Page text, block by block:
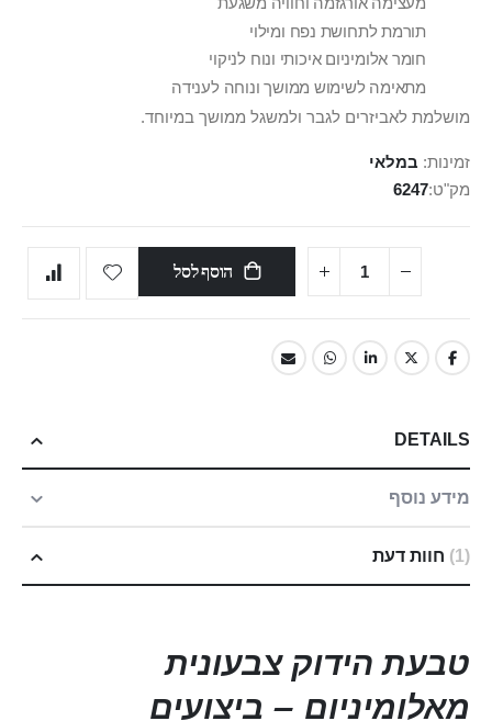
תורמת לתחושת נפח ומילוי
חומר אלומיניום איכותי ונוח לניקוי
מתאימה לשימוש ממושך ונוחה לענידה
מושלמת לאביזרים לגבר ולמשגל ממושך במיוחד.
זמינות: במלאי
מק"ט 6247
הוסף לסל
DETAILS
מידע נוסף
1 חוות דעת
טבעת הידוק צבעונית
מאלומיניום – ביצועים